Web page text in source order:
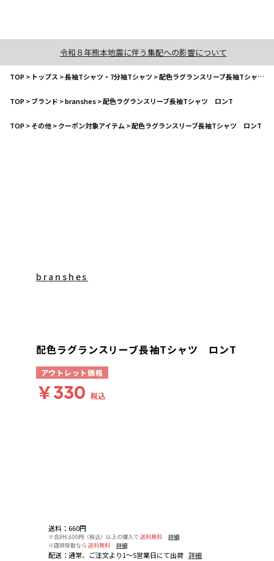
令和８年熊本地震に伴う集配への影響について
TOP> トップス >長袖Tシャツ・7分袖Tシャツ >配色ラグランスリーブ長袖Tシャツ ロンT
TOP>ブランド >branshes>配色ラグランスリーブ長袖Tシャツ ロンT
TOP>その他>クーポン対象アイテム >配色ラグランスリーブ長袖Tシャツ ロンT
送料： 660円
※合計6,600円（税込）以上の購入で 送料無料
詳細
※店頭受取なら 送料無料 詳細
配送： 通常、ご注文より1～5営業日にて出荷 詳細
branshes
配色ラグランスリーブ長袖Tシャツ ロンT
アウトレット価格
￥330 税込